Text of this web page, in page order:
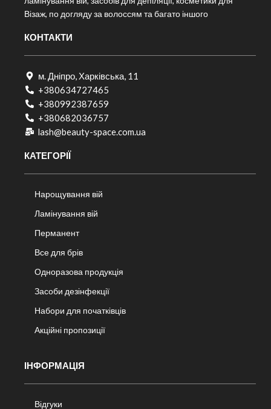
Візаж, по догляду за волоссям та багато іншого
КОНТАКТИ
м. Дніпро, Харківська, 11
+380634727465
+380992387659
+380682036757​
lash@beauty-space.com.ua
КАТЕГОРІЇ
Нарощування вій
Ламінування вій
Перманент
Все для брів
Одноразова продукція
Засоби дезінфекції
Набори для початківців
Акційні пропозиції
ІНФОРМАЦІЯ
Відгуки